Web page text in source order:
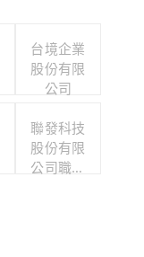
台境企業
股份有限
公司
聯發科技
股份有限
公司職工